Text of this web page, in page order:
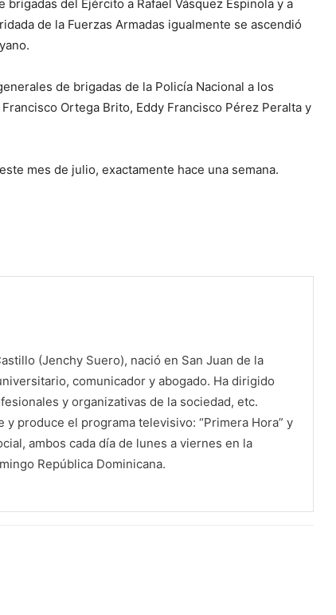
del Ejército a Rafael Vásquez Espinola y a
de la Fuerzas Armadas igualmente se ascendió
de brigadas de la Policía Nacional a los
Ortega Brito, Eddy Francisco Pérez Peralta y
mes de julio, exactamente hace una semana.
(Jenchy Suero), nació en San Juan de la
comunicador y abogado. Ha dirigido
y organizativas de la sociedad, etc.
y produce el programa televisivo: “Primera Hora” y
ambos cada día de lunes a viernes en la
República Dominicana.